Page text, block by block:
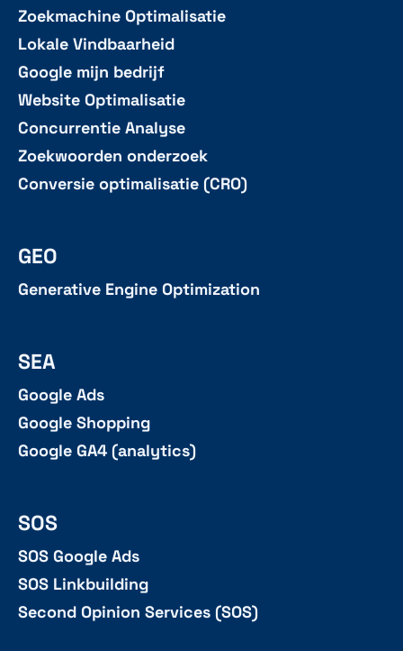
Zoekmachine Optimalisatie
Lokale Vindbaarheid
Google mijn bedrijf
Website Optimalisatie
Concurrentie Analyse
Zoekwoorden onderzoek
Conversie optimalisatie (CRO)
GEO
Generative Engine Optimization
SEA
Google Ads
Google Shopping
Google GA4 (analytics)
SOS
SOS Google Ads
SOS Linkbuilding
Second Opinion Services (SOS)